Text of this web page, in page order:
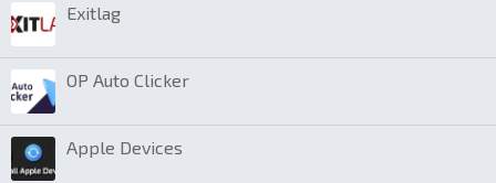
Exitlag
OP Auto Clicker
Apple Devices